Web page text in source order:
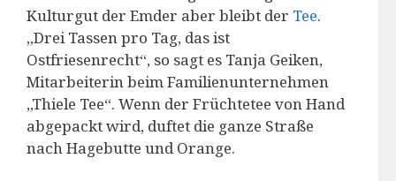
Kulturgut der Emder aber bleibt der Tee.
„Drei Tassen pro Tag, das ist
Ostfriesenrecht“, so sagt es Tanja Geiken,
Mitarbeiterin beim Familienunternehmen
„Thiele Tee“. Wenn der Früchtetee von Hand
abgepackt wird, duftet die ganze Straße
nach Hagebutte und Orange.